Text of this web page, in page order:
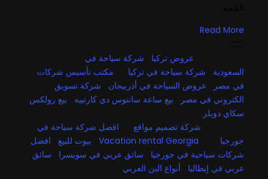
Read More
عروض تركيا
شركة سياحة في
السعودية
شركة سياحة في تركيا
مكتب تأسيس شركات
في مصر
عروض السياحة في أذربيجان
شركة تسويق
الكتروني في مصر
بيع ساعة سانتوس دي كارتييه
بيع رولكس
سكاي دويلر
شركة تصميم مواقع
افضل شركة سياحة في
جورجيا
Vacation rental Georgia بيوت للبيع
افضل
شركات سياحية في جورجيا
سائق عربي في سويسرا
سائق
عربي في إيطاليا
أنواع البن العربي